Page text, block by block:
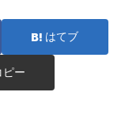
はてブ
ピー